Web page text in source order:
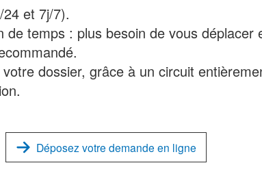
et 7j/7).
temps : plus besoin de vous
votre dossier, grâce à un circuit
Déposez votre demande en ligne